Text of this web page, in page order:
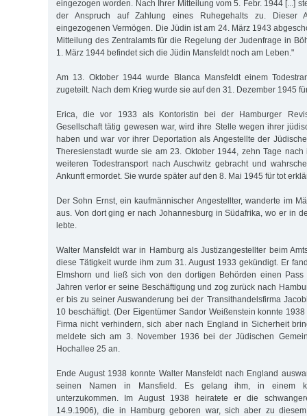
eingezogen worden. Nach Ihrer Mitteilung vom 5. Febr. 1944 [...]
der Anspruch auf Zahlung eines Ruhegehalts zu. Dieser
eingezogenen Vermögen. Die Jüdin ist am 24. März 1943
Mitteilung des Zentralamts für die Regelung der Judenfrage in
1. März 1944 befindet sich die Jüdin Mansfeldt noch am Leben."
Am 13. Oktober 1944 wurde Blanca Mansfeldt einem
zugeteilt. Nach dem Krieg wurde sie auf den 31. Dezember 1945
Erica, die vor 1933 als Kontoristin bei der Hamburger
Gesellschaft tätig gewesen war, wird ihre Stelle wegen ihrer
haben und war vor ihrer Deportation als Angestellte der
Theresienstadt wurde sie am 23. Oktober 1944, zehn Tage nach
weiteren Todestransport nach Auschwitz gebracht und
Ankunft ermordet. Sie wurde später auf den 8. Mai 1945 für tot
Der Sohn Ernst, ein kaufmännischer Angestellter, wanderte im
aus. Von dort ging er nach Johannesburg in Südafrika, wo er in
lebte.
Walter Mansfeldt war in Hamburg als Justizangestellter beim
diese Tätigkeit wurde ihm zum 31. August 1933 gekündigt. Er
Elmshorn und ließ sich von den dortigen Behörden einen Pass
Jahren verlor er seine Beschäftigung und zog zurück nach
er bis zu seiner Auswanderung bei der Transithandelsfirma
10 beschäftigt. (Der Eigentümer Sandor Weißenstein konnte
Firma nicht verhindern, sich aber nach England in Sicherheit
meldete sich am 3. November 1936 bei der Jüdischen
Hochallee 25 an.
Ende August 1938 konnte Walter Mansfeldt nach England
seinen Namen in Mansfield. Es gelang ihm, in einem
unterzukommen. Im August 1938 heiratete er die
14.9.1906), die in Hamburg geboren war, sich aber zu